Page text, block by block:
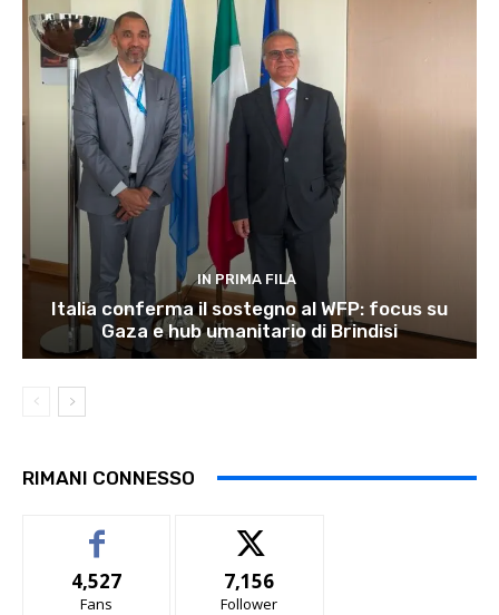
IN PRIMA FILA
Italia conferma il sostegno al WFP: focus su
Gaza e hub umanitario di Brindisi
RIMANI CONNESSO
4,527
Fans
7,156
Follower